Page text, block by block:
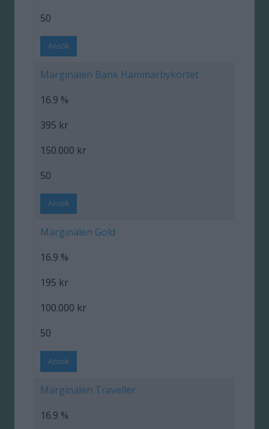
50
Ansök
Marginalen Bank Hammarbykortet
16.9 %
395 kr
150.000 kr
50
Ansök
Marginalen Gold
16.9 %
195 kr
100.000 kr
50
Ansök
Marginalen Traveller
16.9 %